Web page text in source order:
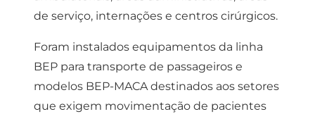
de serviço, internações e centros cirúrgicos.
Foram instalados equipamentos da linha
BEP para transporte de passageiros e
modelos BEP-MACA destinados aos setores
que exigem movimentação de pacientes